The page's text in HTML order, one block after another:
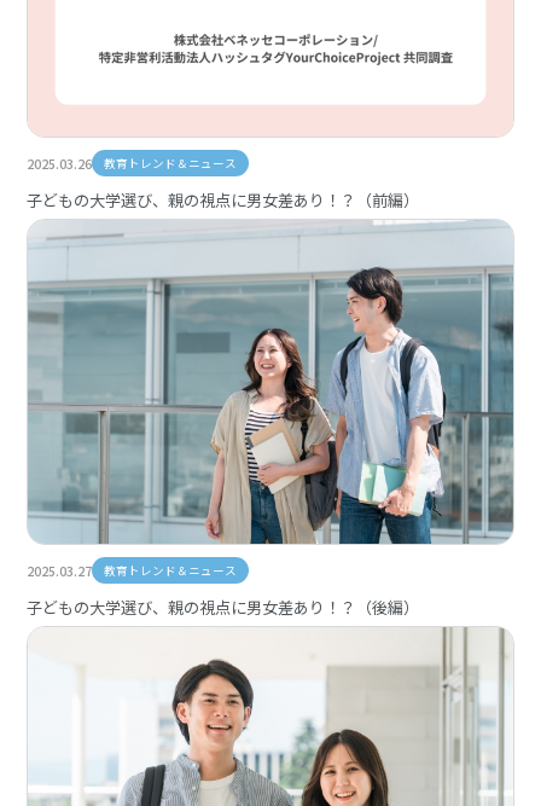
2025.03.26 教育トレンド＆ニュース
子どもの大学選び、親の視点に男女差あり！？（前編）
2025.03.27 教育トレンド＆ニュース
子どもの大学選び、親の視点に男女差あり！？（後編）